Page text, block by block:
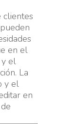
clientes
en el
y el
La
y el
en